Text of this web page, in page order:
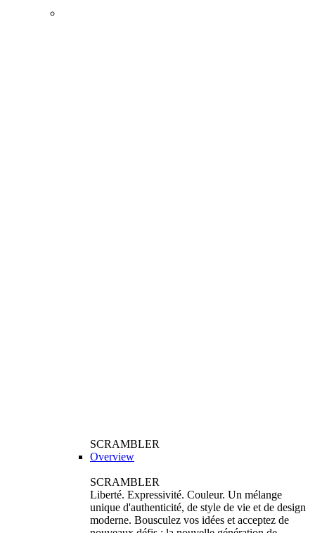
SCRAMBLER
Overview
SCRAMBLER
Liberté. Expressivité. Couleur. Un mélange
unique d'authenticité, de style de vie et de design
moderne. Bousculez vos idées et acceptez de